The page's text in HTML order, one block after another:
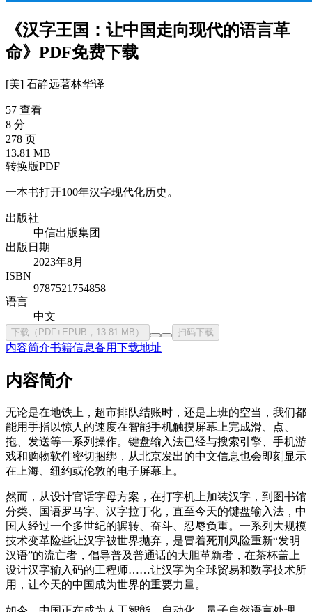
《汉字王国：让中国走向现代的语言革
命》PDF免费下载
[美] 石静远著林华译
57 查看
8 分
278 页
13.81 MB
转换版PDF
一本书打开100年汉字现代化历史。
出版社
中信出版集团
出版日期
2023年8月
ISBN
9787521754858
语言
中文
下载（PDF+EPUB，13.81 MB） 扫码下载
内容简介书籍信息备用下载地址
内容简介
无论是在地铁上，超市排队结账时，还是上班的空当，我们都
能用手指以惊人的速度在智能手机触摸屏幕上完成滑、点、
拖、发送等一系列操作。键盘输入法已经与搜索引擎、手机游
戏和购物软件密切捆绑，从北京发出的中文信息也会即刻显示
在上海、纽约或伦敦的电子屏幕上。
然而，从设计官话字母方案，在打字机上加装汉字，到图书馆
分类、国语罗马字、汉字拉丁化，直至今天的键盘输入法，中
国人经过一个多世纪的辗转、奋斗、忍辱负重。一系列大规模
技术变革险些让汉字被世界抛弃，是冒着死刑风险重新“发明
汉语”的流亡者，倡导普及普通话的大胆革新者，在茶杯盖上
设计汉字输入码的工程师……让汉字为全球贸易和数字技术所
用，让今天的中国成为世界的重要力量。